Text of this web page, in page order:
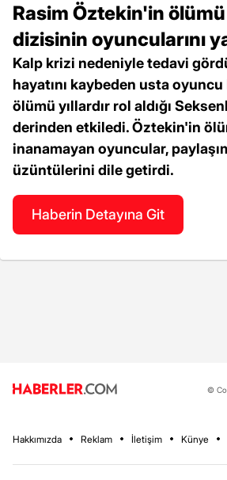
Rasim Öztekin'in
dizisinin oyuncularını
Kalp krizi nedeniyle tedavi
hayatını kaybeden usta
ölümü yıllardır rol aldığı
derinden etkiledi. Öztekin'in
inanamayan oyuncular,
üzüntülerini dile getirdi.
Haberin Detayına Git
©
Hakkımızda Reklam İletişim Künye